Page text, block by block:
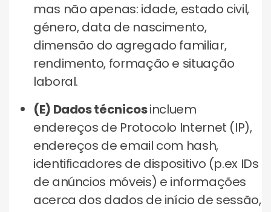
mas não apenas: idade, estado civil,
género, data de nascimento,
dimensão do agregado familiar,
rendimento, formação e situação
laboral.
(E) Dados técnicosincluem
endereços de Protocolo Internet (IP),
endereços de email com hash,
identificadores de dispositivo (p.ex IDs
de anúncios móveis) e informações
acerca dos dados de início de sessão,